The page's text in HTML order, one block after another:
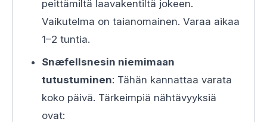
peittämiltä laavakentiltä jokeen.
Vaikutelma on taianomainen. Varaa aikaa
1–2 tuntia.
Snæfellsnesin niemimaan
tutustuminen: Tähän kannattaa varata
koko päivä. Tärkeimpiä nähtävyyksiä
ovat: